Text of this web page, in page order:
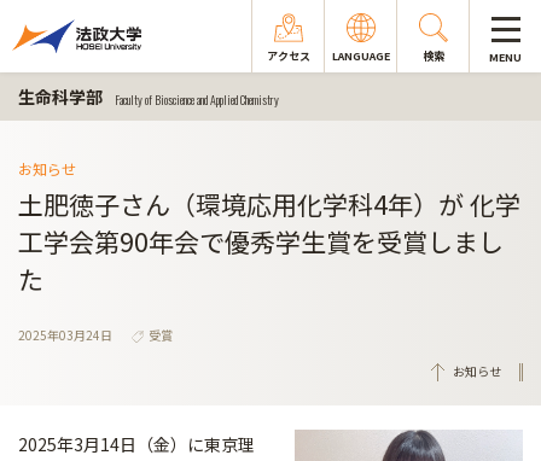
アクセス LANGUAGE 検索 MENU
生命科学部 Faculty of Bioscience and Applied Chemistry
お知らせ
土肥徳子さん（環境応用化学科4年）が 化学
工学会第90年会で優秀学生賞を受賞しまし
た
2025年03月24日
受賞
お知らせ
2025年3月14日（金）に東京理